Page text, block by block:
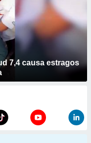
7,4 causa estragos